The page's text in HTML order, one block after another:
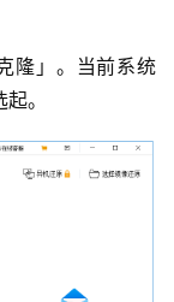
隆」。当前系统
。